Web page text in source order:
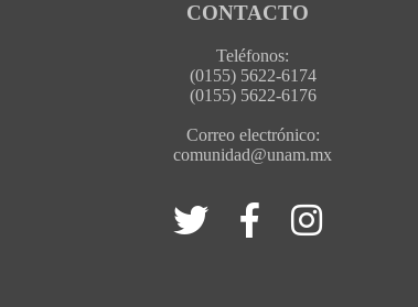
CONTACTO
Teléfonos:
(0155) 5622-6174
(0155) 5622-6176
Correo electrónico:
comunidad@unam.mx